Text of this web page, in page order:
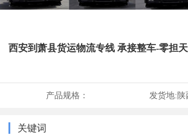
西安到萧县货运物流专线 承接整车-零担
产品规格： 发货地:
关键词